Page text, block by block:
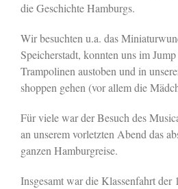
die Geschichte Hamburgs.
Wir besuchten u.a. das
Speicherstadt, konnten uns im
Trampolinen austoben und in
shoppen gehen (vor allem die
Für viele war der Besuch des
an unserem vorletzten Abend das
ganzen Hamburgreise.
Insgesamt war die Klassenfahrt der